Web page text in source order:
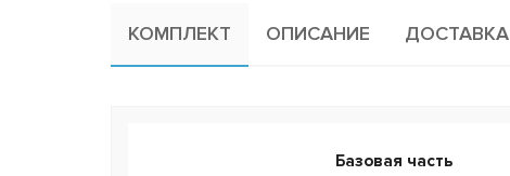
КОМПЛЕКТ ОПИСАНИЕ ДОСТАВКА
Базовая часть